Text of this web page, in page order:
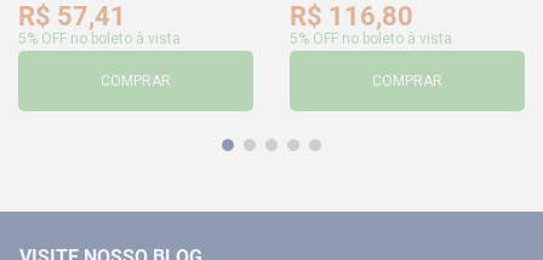
R$ 57,41
5% OFF no boleto à vista
COMPRAR
R$ 116,80
5% OFF no boleto à vista
COMPRAR